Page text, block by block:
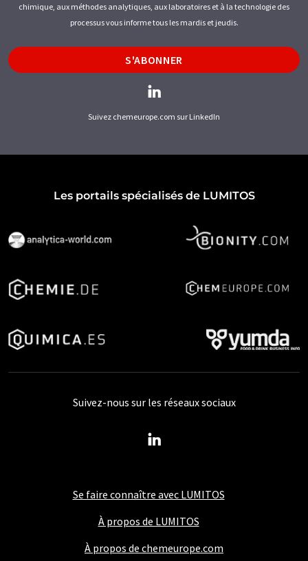
chimique, aux méthodes analytiques, aux laboratoires et à la technologie des
processus vous informe tous les mardis et jeudis.
S'ABONNER
Suivez chemeurope.com sur LinkedIn
Les portails spécialisés de LUMITOS
Se faire connaître avec LUMITOS
À propos de LUMITOS
À propos de chemeurope.com
Suivez-nous sur les réseaux sociaux